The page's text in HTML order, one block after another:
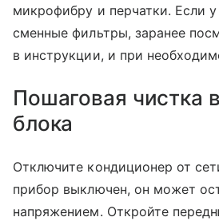
микрофибру и перчатки. Если
сменные фильтры, заранее
в инструкции, и при
Пошаговая чистка
блока
Отключите кондиционер от
прибор выключен, он может
напряжением. Откройте